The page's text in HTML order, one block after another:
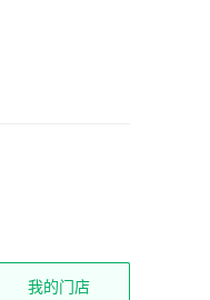
我的门店